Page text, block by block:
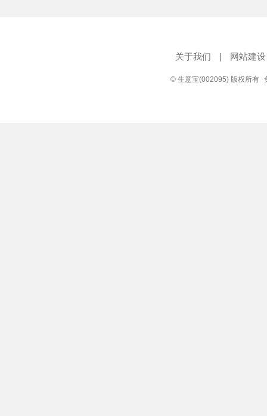
关于我们 | 网站建设
© 生意宝(002095) 版权所有